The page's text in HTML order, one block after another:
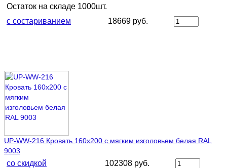
Остаток на складе 1000шт.
с состариванием
18669 руб.
UP-WW-216 Кровать 160х200 с мягким изголовьем белая RAL
9003
со скидкой
102308 руб.